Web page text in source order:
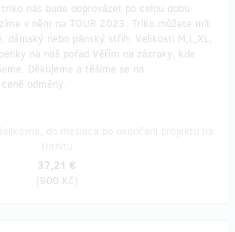
nás bude doprovázet po celou dobu
v něm na TOUR 2023. Triko můžete mít
dámský nebo pánský střih. Velikosti M,L,XL,
na náš pořad Věřím na zázraky, kde
Děkujeme a těšíme se na
odměny.
37,21 €
(900 Kč)